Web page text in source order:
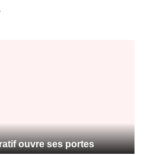
ouvre ses portes